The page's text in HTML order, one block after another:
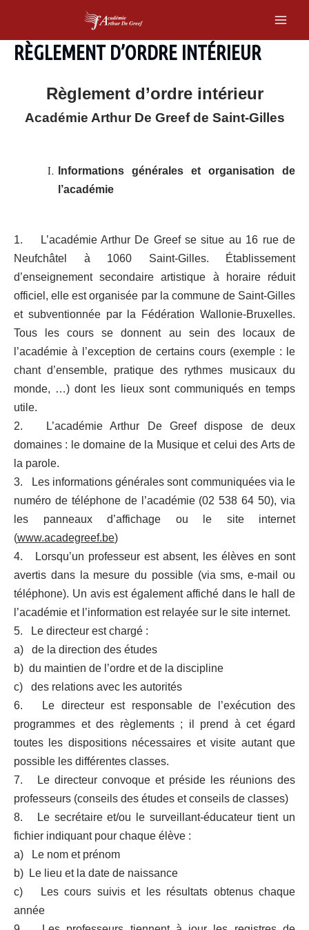
content
RÈGLEMENT D’ORDRE INTÉRIEUR
Règlement d’ordre intérieur
Académie Arthur De Greef de Saint-Gilles
Informations générales et organisation de
l’académie
1. L’académie Arthur De Greef se situe au 16 rue de
Neufchâtel à 1060 Saint-Gilles. Établissement
d’enseignement secondaire artistique à horaire réduit
officiel, elle est organisée par la commune de Saint-Gilles
et subventionnée par la Fédération Wallonie-Bruxelles.
Tous les cours se donnent au sein des locaux de
l’académie à l’exception de certains cours (exemple : le
chant d’ensemble, pratique des rythmes musicaux du
monde, …) dont les lieux sont communiqués en temps
utile.
2. L’académie Arthur De Greef dispose de deux
domaines : le domaine de la Musique et celui des Arts de
la parole.
3. Les informations générales sont communiquées via le
numéro de téléphone de l’académie (02 538 64 50), via
les panneaux d’affichage ou le site internet
(www.acadegreef.be)
4. Lorsqu’un professeur est absent, les élèves en sont
avertis dans la mesure du possible (via sms, e-mail ou
téléphone). Un avis est également affiché dans le hall de
l’académie et l’information est relayée sur le site internet.
5. Le directeur est chargé :
a) de la direction des études
b) du maintien de l’ordre et de la discipline
c) des relations avec les autorités
6. Le directeur est responsable de l’exécution des
programmes et des règlements ; il prend à cet égard
toutes les dispositions nécessaires et visite autant que
possible les différentes classes.
7. Le directeur convoque et préside les réunions des
professeurs (conseils des études et conseils de classes)
8. Le secrétaire et/ou le surveillant-éducateur tient un
fichier indiquant pour chaque élève :
a) Le nom et prénom
b) Le lieu et la date de naissance
c) Les cours suivis et les résultats obtenus chaque
année